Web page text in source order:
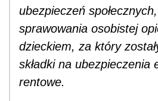
ubezpieczeń
sprawowania osobistej
dzieckiem, za który
składki na ubezpieczenia
rentowe.